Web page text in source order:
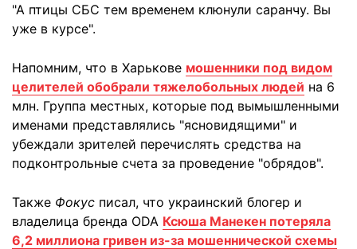
"А птицы СБС тем временем клюнули саранчу. Вы
уже в курсе".
Напомним, что в Харькове мошенники под видом
целителей обобрали тяжелобольных людей на 6
млн. Группа местных, которые под вымышленными
именами представлялись "ясновидящими" и
убеждали зрителей перечислять средства на
подконтрольные счета за проведение "обрядов".
Также Фокус писал, что украинский блогер и
владелица бренда ODA Ксюша Манекен потеряла
6,2 миллиона гривен из-за мошеннической схемы